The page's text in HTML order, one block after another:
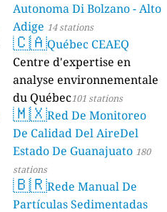
Autonoma Di Bolzano - Alto
Adige 14 stations
🇨🇦Québec CEAEQ
Centre d'expertise en
analyse environnementale
du Québec101 stations
🇲🇽Red De Monitoreo
De Calidad Del AireDel
Estado De Guanajuato 180
stations
🇧🇷Rede Manual De
Partículas Sedimentadas